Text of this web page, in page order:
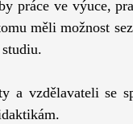
práce ve výuce,
měli možnost
a vzdělavateli se